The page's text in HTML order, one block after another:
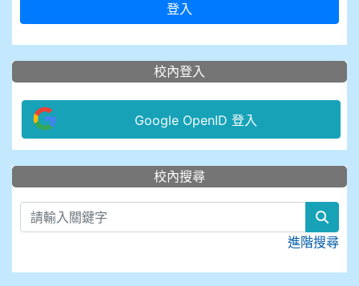
登入
校內登入
Google OpenID 登入
::: 校內搜尋
進階搜尋